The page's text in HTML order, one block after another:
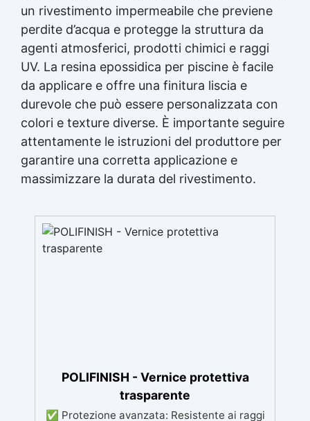
un rivestimento impermeabile che previene
perdite d’acqua e protegge la struttura da
agenti atmosferici, prodotti chimici e raggi
UV. La resina epossidica per piscine è facile
da applicare e offre una finitura liscia e
durevole che può essere personalizzata con
colori e texture diverse. È importante seguire
attentamente le istruzioni del produttore per
garantire una corretta applicazione e
massimizzare la durata del rivestimento.
POLIFINISH - Vernice protettiva
trasparente
✅ Protezione avanzata: Resistente ai raggi